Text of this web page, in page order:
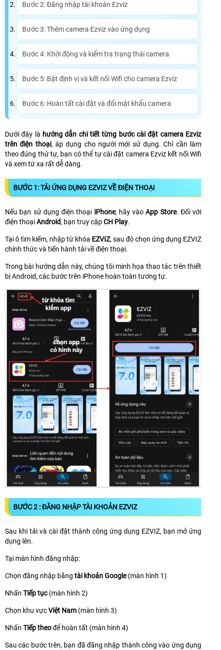
Bước 2: Đăng nhập tài khoản Ezviz
Bước 3: Thêm camera Ezviz vào ứng dụng
Bước 4: Khởi động và kiểm tra trạng thái camera
Bước 5: Bật định vị và kết nối Wifi cho camera Ezviz
Bước 6: Hoàn tất cài đặt và đổi mật khẩu camera
Dưới đây là hướng dẫn chi tiết từng bước cài đặt camera Ezviz
trên điện thoại, áp dụng cho người mới sử dụng. Chỉ cần làm
theo đúng thứ tự, bạn có thể tự cài đặt camera Ezviz kết nối Wifi
và xem từ xa rất dễ dàng.
BƯỚC 1: TẢI ỨNG DỤNG EZVIZ VỀ ĐIỆN THOẠI
Nếu bạn sử dụng điện thoại iPhone, hãy vàoApp Store. Đối với
điện thoạiAndroid, bạn truy cậpCH Play.
Tại ô tìm kiếm, nhập từ khóa EZVIZ, sau đó chọn ứng dụng EZVIZ
chính thức và tiến hành tải về điện thoại.
Trong bài hướng dẫn này, chúng tôi minh họa thao tác trên thiết
bị Android, các bước trên iPhone hoàn toàn tương tự.
BƯỚC 2 : ĐĂNG NHẬP TÀI KHOẢN EZVIZ
Sau khi tải và cài đặt thành công ứng dụng EZVIZ, bạn mở ứng
dụng lên.
Tại màn hình đăng nhập:
Chọn đăng nhập bằng tài khoản Google(màn hình 1)
Nhấn Tiếp tục(màn hình 2)
Chọn khu vựcViệt Nam (màn hình 3)
Nhấn Tiếp theođể hoàn tất (màn hình 4)
Sau các bước trên, bạn đã đăng nhập thành công vào ứng dụng